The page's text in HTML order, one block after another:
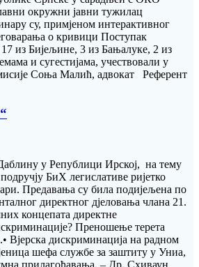
окружни јавни тужилац
су, примјеном интерактивног
о кривици Поступак
из Бијељине, 3 из Бањалуке, 2 из
и сугестијама, учествовали у
Соња Малић, адвокат Референт
у Републици Ирској, на тему
БиХ легислативе ријетко
Предавања су била подијељена по
директног дјеловања члана 21.
концепата директне
Преношење терета
Вјерска дискриминација на радном
шефа службе за заштиту у Униа,
прилагођавања. – Др. Схиваун